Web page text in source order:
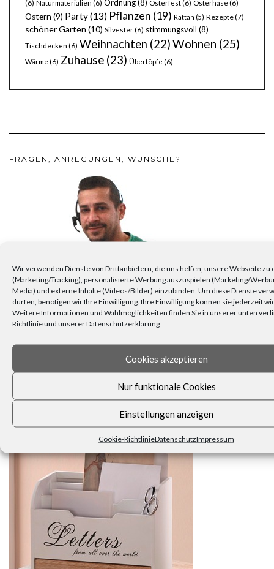
Wir verwenden Dienste von Drittanbietern, die uns helfen, unsere Webseite zu
(Marketing/Tracking), personalisierte Werbung auszuspielen (Marketing/
Media) und externe Inhalte (Videos/Bilder) einzubinden. Um diese Dienste
dürfen, benötigen wir Ihre Einwilligung. Ihre Einwilligung können sie jederzeit
Weitere Informationen und Wahlmöglichkeiten finden Sie in unserer unten
Richtlinie und unserer Datenschutzerklärung
Cookies akzeptieren
Nur funktionale Cookies
Einstellungen anzeigen
Cookie-RichtlinieDatenschutzImpressum
(6) Naturmaterialien (6) Ordnung(8) Osterfest(6) Osterhase (6)
Ostern (9) Party(13) Pflanzen (19) Rattan (5) Rezepte(7)
schöner Garten (10) Silvester(6) stimmungsvoll (8)
Tischdecken (6) Weihnachten (22)Wohnen (25)
Wärme (6) Zuhause (23) Übertöpfe (6)
FRAGEN, ANREGUNGEN, WÜNSCHE?
Dann schreiben Sie uns. Unser Kundenservice ist für Sie da.
KEINE NEUIGKEITEN VERPASSEN!